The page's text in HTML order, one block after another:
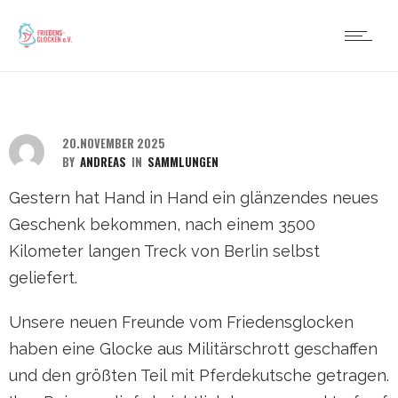
20.NOVEMBER 2025
BY ANDREAS IN SAMMLUNGEN
Gestern hat Hand in Hand ein glänzendes neues
Geschenk bekommen, nach einem 3500
Kilometer langen Treck von Berlin selbst
geliefert.
Unsere neuen Freunde vom Friedensglocken
haben eine Glocke aus Militärschrott geschaffen
und den größten Teil mit Pferdekutsche getragen.